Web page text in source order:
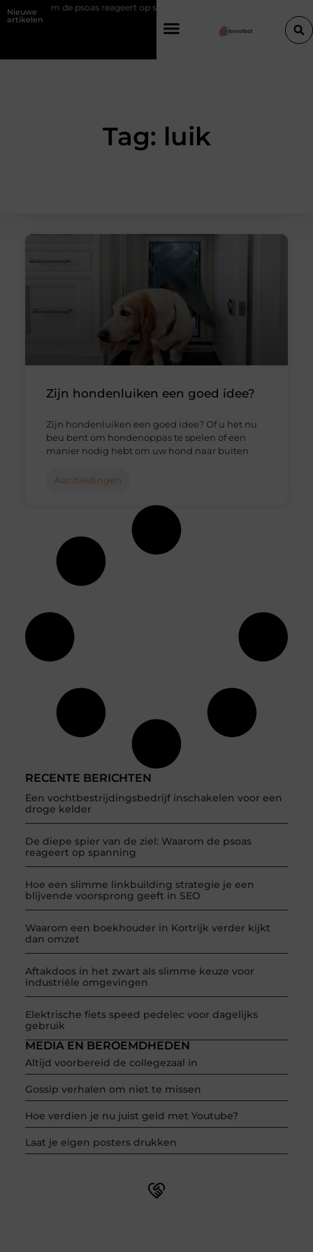
Nieuwe
artikelen
Waarom de psoas reageert op spanning
Tag: luik
RECENTE BERICHTEN
Een vochtbestrijdingsbedrijf inschakelen voor een
droge kelder
De diepe spier van de ziel: Waarom de psoas
reageert op spanning
Hoe een slimme linkbuilding strategie je een
blijvende voorsprong geeft in SEO
Waarom een boekhouder in Kortrijk verder kijkt
dan omzet
Aftakdoos in het zwart als slimme keuze voor
industriële omgevingen
Elektrische fiets speed pedelec voor dagelijks
gebruik
MEDIA EN BEROEMDHEDEN
Altijd voorbereid de collegezaal in
Gossip verhalen om niet te missen
Hoe verdien je nu juist geld met Youtube?
Laat je eigen posters drukken
Zijn hondenluiken een goed idee?
Zijn hondenluiken een goed idee? Of u het nu
beu bent om hondenoppas te spelen of een
manier nodig hebt om uw hond naar buiten
Aanbiedingen